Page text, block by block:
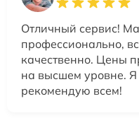
Отличный сервис!
профессионально,
качественно. Цены
на высшем уровне. Я
рекомендую всем!